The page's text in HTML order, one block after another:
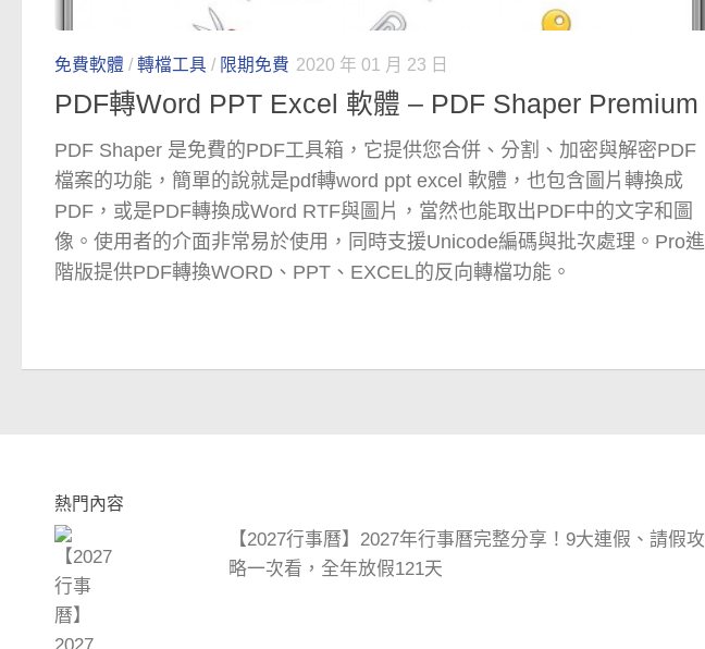
免費軟體 / 轉檔工具 / 限期免費 2020 年 01 月 23 日
PDF轉Word PPT Excel 軟體 – PDF Shaper Premium
PDF Shaper 是免費的PDF工具箱，它提供您合併、分割、加密與解密PDF
檔案的功能，簡單的說就是pdf轉word ppt excel 軟體，也包含圖片轉換成
PDF，或是PDF轉換成Word RTF與圖片，當然也能取出PDF中的文字和圖
像。使用者的介面非常易於使用，同時支援Unicode編碼與批次處理。Pro進
階版提供PDF轉換WORD、PPT、EXCEL的反向轉檔功能。
熱門內容
【2027行事曆】2027年行事曆完整分享！9大連假、請假攻
略一次看，全年放假121天